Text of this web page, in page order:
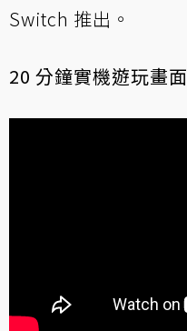
Switch 推出。
20 分鐘實機遊玩畫面